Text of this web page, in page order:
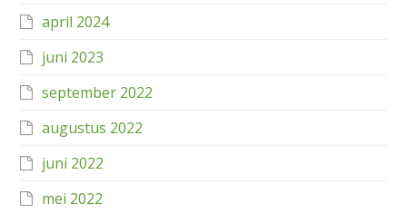
april 2024
juni 2023
september 2022
augustus 2022
juni 2022
mei 2022